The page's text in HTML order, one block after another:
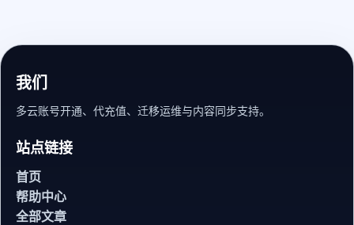
我们
多云账号开通、代充值、迁移运维与内容同步支持。
站点链接
首页
帮助中心
全部文章